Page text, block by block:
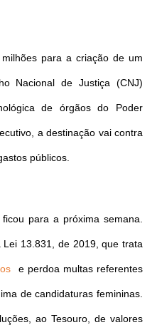
para a criação de um
Nacional de Justiça (CNJ)
de órgãos do Poder
a destinação vai contra
públicos.
para a próxima semana.
13.831, de 2019, que trata
e perdoa multas referentes
de candidaturas femininas.
ao Tesouro, de valores